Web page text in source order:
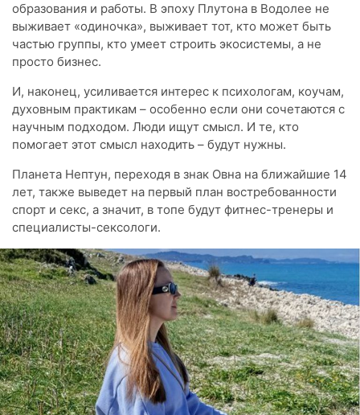
образования и работы. В эпоху Плутона в Водолее не
выживает «одиночка», выживает тот, кто может быть
частью группы, кто умеет строить экосистемы, а не
просто бизнес.
И, наконец, усиливается интерес к психологам, коучам,
духовным практикам – особенно если они сочетаются с
научным подходом. Люди ищут смысл. И те, кто
помогает этот смысл находить – будут нужны.
Планета Нептун, переходя в знак Овна на ближайшие 14
лет, также выведет на первый план востребованности
спорт и секс, а значит, в топе будут фитнес-тренеры и
специалисты-сексологи.